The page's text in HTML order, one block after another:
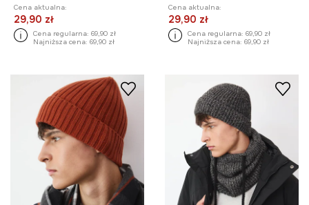
Cena aktualna:
29,90 zł
Cena regularna: 69,90 zł
Najniższa cena: 69,90 zł
Cena aktualna:
29,90 zł
Cena regularna: 69,90 zł
Najniższa cena: 69,90 zł